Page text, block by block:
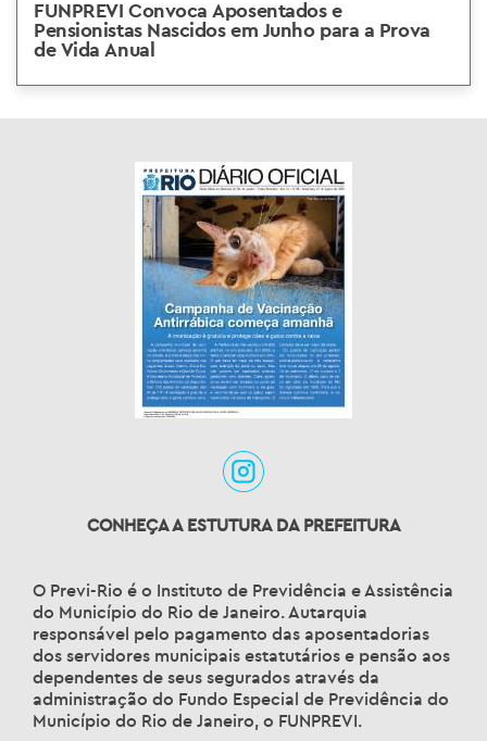
FUNPREVI Convoca Aposentados e
Pensionistas Nascidos em Junho para a Prova
de Vida Anual
CONHEÇA A ESTUTURA DA PREFEITURA
O Previ-Rio é o Instituto de Previdência e Assistência
do Município do Rio de Janeiro. Autarquia
responsável pelo pagamento das aposentadorias
dos servidores municipais estatutários e pensão aos
dependentes de seus segurados através da
administração do Fundo Especial de Previdência do
Município do Rio de Janeiro, o FUNPREVI.